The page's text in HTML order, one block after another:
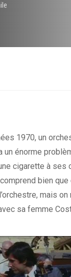
1970, un
énorme
cigarette à
bien
mais
sa femme